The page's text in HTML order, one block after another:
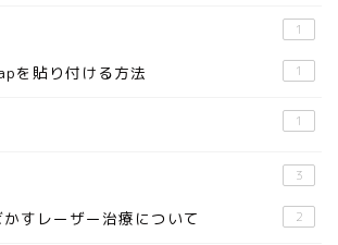
1
を貼り付ける方法 1
1
3
すレーザー治療について 2